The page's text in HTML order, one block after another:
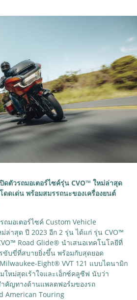
ดตัวรถมอเตอร์ไซค์รุ่น CVO™ ใหม่ล่าสุด
ดเด่น พร้อมสมรรถนะของเครื่องยนต์
ถมอเตอร์ไซค์ Custom Vehicle
ล่าสุด ปี 2023 อีก 2 รุ่น ได้แก่ รุ่น CVO™
Road Glide® นำเสนอเทคโนโลยีที่
ขับขี่ที่สบายยิ่งขึ้น พร้อมกับสุดยอด
Eight® VVT 121 แบบไดนามิก
หม่สุดเร้าใจและเอ็กซ์คลูซีฟ นับว่า
ำคัญทางด้านแพลตฟอร์มของรถ
American Touring